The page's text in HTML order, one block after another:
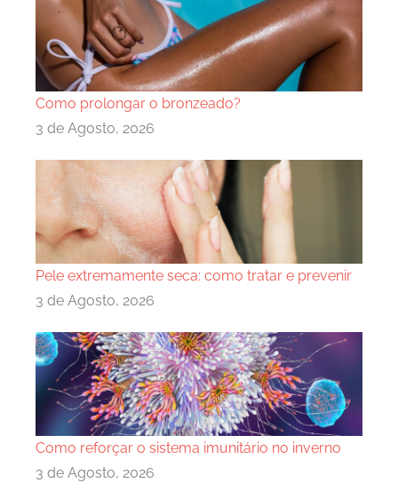
Como prolongar o bronzeado?
3 de Agosto, 2026
Pele extremamente seca: como tratar e prevenir
3 de Agosto, 2026
Como reforçar o sistema imunitário no inverno
3 de Agosto, 2026